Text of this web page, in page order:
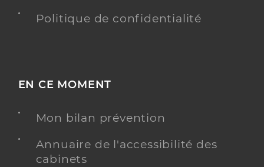
Politique de confidentialité
EN CE MOMENT
Mon bilan prévention
Annuaire de l'accessibilité des
cabinets